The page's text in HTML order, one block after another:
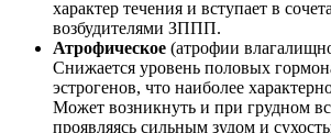
характер течения и вступает в
возбудителями ЗППП.
Атрофическое (атрофии
Снижается уровень половых
эстрогенов, что наиболее
Может возникнуть и при грудном
проявляясь сильным зудом и